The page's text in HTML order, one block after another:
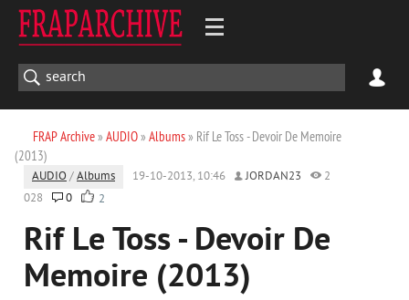
FRAP Archive» AUDIO» Albums» Rif Le Toss - Devoir De Memoire
(2013)
AUDIO /Albums 19-10-2013, 10:46 JORDAN23
2
028
0 2
Rif Le Toss - Devoir De
Memoire (2013)